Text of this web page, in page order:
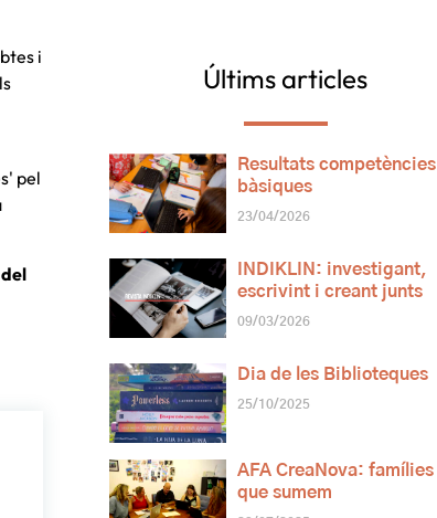
i
pel
Últims articles
Resultats competències
bàsiques
23/04/2026
INDIKLIN: investigant,
escrivint i creant junts
09/03/2026
Dia de les Biblioteques
25/10/2025
AFA CreaNova: famílies
que sumem